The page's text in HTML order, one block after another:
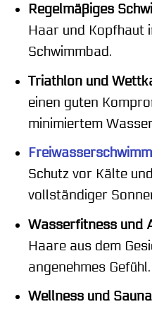
Regelmäßiges
Haar und Kopfhaut
Schwimmbad.
Triathlon und
einen guten
minimiertem
Schutz vor Kälte
vollständiger
Wasserfitness und
Haare aus dem
angenehmes Gefühl.
Wellness und